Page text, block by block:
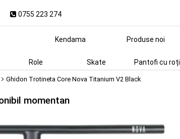
0755 223 274
Kendama Produse noi
Role Skate Pantofi cu roți
Ghidon Trotineta Core Nova Titanium V2 Black
momentan